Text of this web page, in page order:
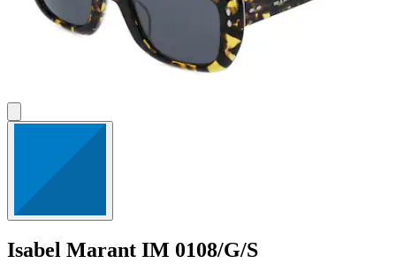
Isabel Marant IM 0108/G/S